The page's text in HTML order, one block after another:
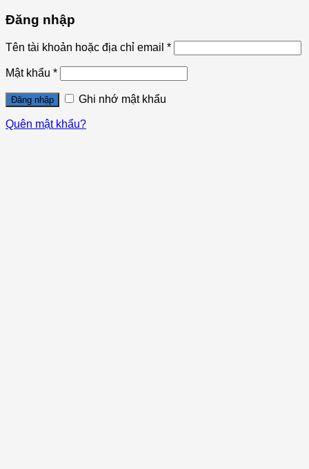
Đăng nhập
Tên tài khoản hoặc địa chỉ email *
Mật khẩu *
Đăng nhập Ghi nhớ mật khẩu
Quên mật khẩu?